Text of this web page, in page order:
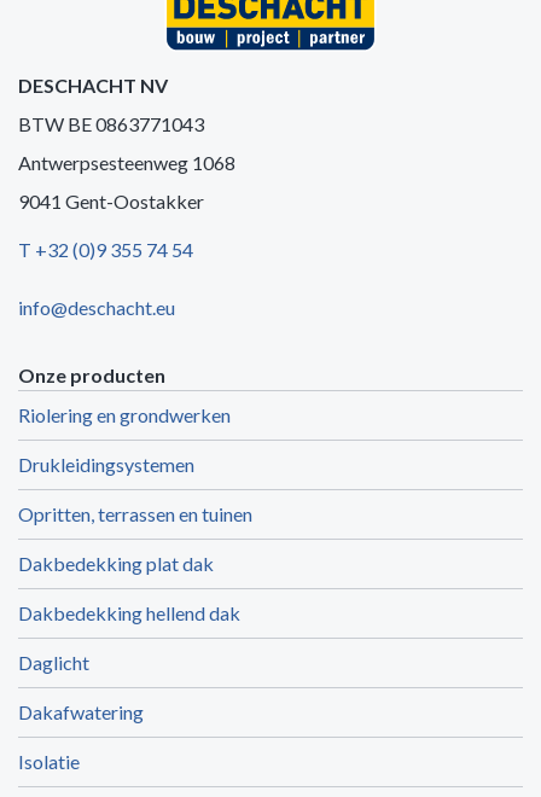
DESCHACHT NV
BTW BE 0863771043
Antwerpsesteenweg 1068
9041 Gent-Oostakker
T +32 (0)9 355 74 54
info@deschacht.eu
Onze producten
Riolering en grondwerken
Drukleidingsystemen
Opritten, terrassen en tuinen
Dakbedekking plat dak
Dakbedekking hellend dak
Daglicht
Dakafwatering
Isolatie